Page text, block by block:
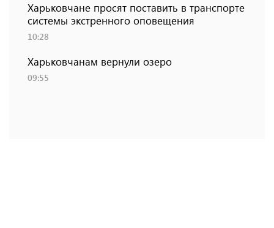
Харьковчане просят поставить в транспорте
системы экстренного оповещения
10:28
Харьковчанам вернули озеро
09:55